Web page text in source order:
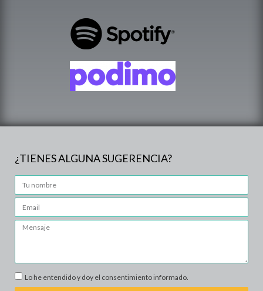
¿TIENES ALGUNA SUGERENCIA?
Lo he entendido y doy el consentimiento informado.